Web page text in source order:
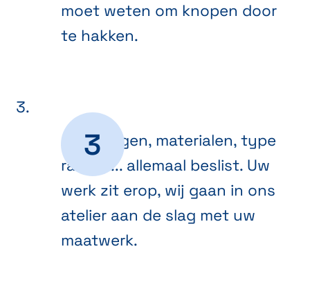
moet weten om knopen door
te hakken.
Afmetingen, materialen, type
ramen ... allemaal beslist. Uw
werk zit erop, wij gaan in ons
atelier aan de slag met uw
maatwerk.